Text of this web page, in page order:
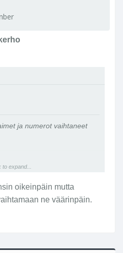
ja numerot vaihtaneet
to expand...
oikeinpäin mutta
ne väärinpäin.